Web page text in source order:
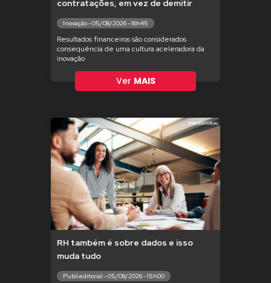
contratações, em vez de demitir
Inovação - 05/08/2026 - 16h45
Resultados financeiros são considerados
consequência de uma cultura aceleradora da
inovação
Ver MAIS
RH também é sobre dados e isso
muda tudo
Publieditorial - 05/08/2026 - 15h00